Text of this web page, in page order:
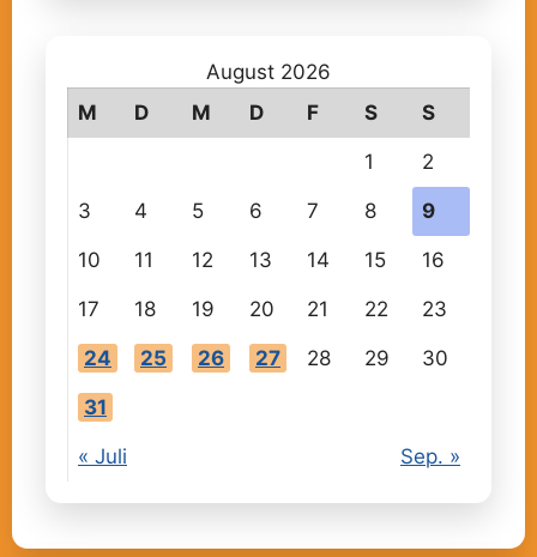
August 2026
M
D M D F S S
1 2
3 4 5 6 7 8 9
10 11 12 13 14 15 16
17 18 19 20 21 22 23
24 25 26 27 28 29 30
31
« Juli Sep. »